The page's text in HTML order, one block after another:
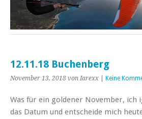
12.11.18 Buchenberg
November 13, 2018 von Iarexx Keine
Was für ein goldener November, ich
das Datum und entscheide mich